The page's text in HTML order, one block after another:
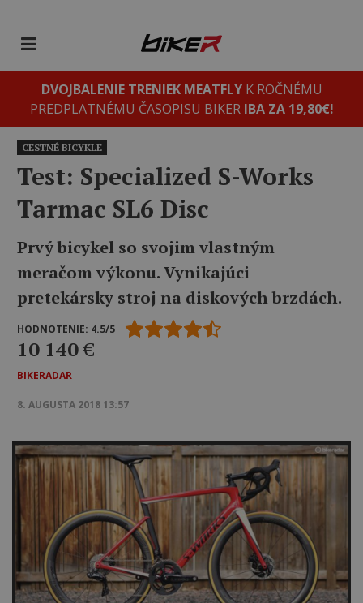
DVOJBALENIE TRENIEK MEATFLYK ROČNÉMU
PREDPLATNÉMU ČASOPISU BIKER IBA ZA 19,80€!
CESTNÉ BICYKLE
Test: Specialized S-Works
Tarmac SL6 Disc
Prvý bicykel so svojim vlastným
meračom výkonu. Vynikajúci
pretekársky stroj na diskových brzdách.
HODNOTENIE: 4.5/5
10 140€
BIKERADAR
8. AUGUSTA 2018 13:57